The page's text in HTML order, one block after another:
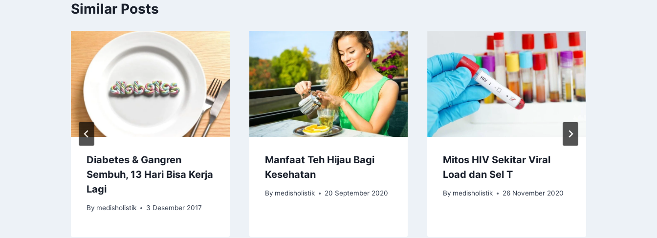
Similar Posts
Diabetes & Gangren
Sembuh, 13 Hari Bisa Kerja
Lagi
By medisholistik 3 Desember 2017
Manfaat Teh Hijau Bagi
Kesehatan
By medisholistik 20 September 2020
Mitos HIV Sekitar Viral
Load dan Sel T
By medisholistik 26 November 2020